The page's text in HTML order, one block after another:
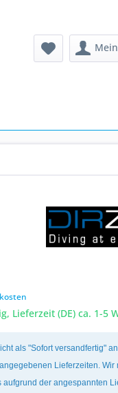
Lieferzeit (DE) ca. 1-5
als "Sofort versandfertig"
Lieferzeiten. Wir
aufgrund der angespannten